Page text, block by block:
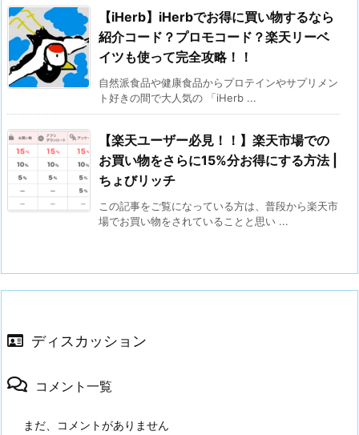
1.
グ
リ
ー
ン
車
チ
ケ
ッ
が
購
で
る
【iHerb】iHerbでお得に買い物するなら
紹介コード？プロモコード？楽天リーベ
イツも使って完全攻略！！
自然派食品や健康食品からプロテインやサプリメン
ト好きの間で大人気の 「iHerb ...
【楽天ユーザー必見！！】楽天市場での
お買い物をさらに15%分お得にする方法 |
ちょびリッチ
この記事をご覧になっている方は、普段から楽天市
場でお買い物をされていることと思い ...
ディスカッション
コメント一覧
まだ、コメントがありません